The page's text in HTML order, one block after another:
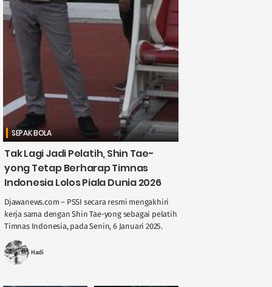
SEPAK BOLA
Tak Lagi Jadi Pelatih, Shin Tae-
yong Tetap Berharap Timnas
Indonesia Lolos Piala Dunia 2026
Djawanews.com – PSSI secara resmi mengakhiri
kerja sama dengan Shin Tae-yong sebagai pelatih
Timnas Indonesia, pada Senin, 6 Januari 2025.
Selatan itu menyampaikan ....
MS Hadi